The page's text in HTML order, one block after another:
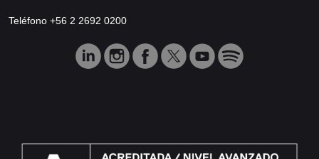
Teléfono +56 2 2692 0200